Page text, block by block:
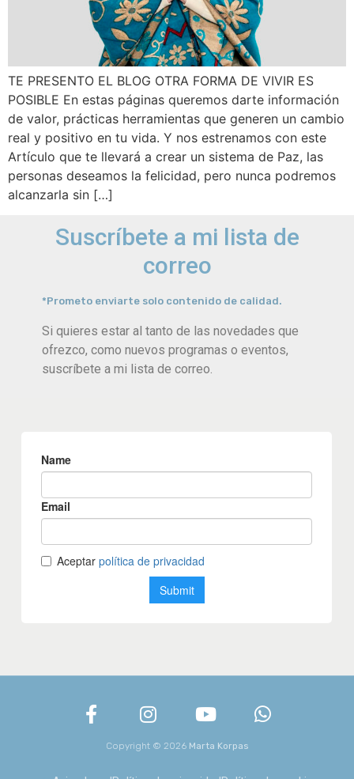
TE PRESENTO EL BLOG OTRA FORMA DE VIVIR ES
POSIBLE En estas páginas queremos darte información
de valor, prácticas herramientas que generen un cambio
real y positivo en tu vida. Y nos estrenamos con este
Artículo que te llevará a crear un sistema de Paz, las
personas deseamos la felicidad, pero nunca podremos
alcanzarla sin […]
Suscríbete a mi lista de
correo
*Prometo enviarte solo contenido de calidad.
Si quieres estar al tanto de las novedades que
ofrezco, como nuevos programas o eventos,
suscríbete a mi lista de correo.
Copyright © 2026 Marta Korpas